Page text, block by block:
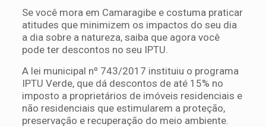
Se você mora em Camaragibe e costuma praticar
atitudes que minimizem os impactos do seu dia
a dia sobre a natureza, saiba que agora você
pode ter descontos no seu IPTU.
A lei municipal nº 743/2017 instituiu o programa
IPTU Verde, que dá descontos de até 15% no
imposto a proprietários de imóveis residenciais e
não residenciais que estimularem a proteção,
preservação e recuperação do meio ambiente.